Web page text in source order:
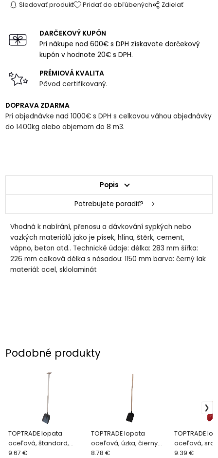
Sledovať produkt Pridať do obľúbených Zdielať
DARČEKOVÝ KUPÓN
Pri nákupe nad 600€ s DPH získavate darčekový
kupón v hodnote 20€ s DPH.
PRÉMIOVÁ KVALITA
Pôvod certifikovaný.
DOPRAVA ZDARMA
Pri objednávke nad 1000€ s DPH s celkovou váhou objednávky
do 1400kg alebo objemom do 8 m3.
Popis
Potrebujete poradiť?
Vhodná k nabírání, přenosu a dávkování sypkých nebo
vazkých materiálů jako je písek, hlína, štěrk, cement,
vápno, beton atd.. Technické údaje: délka: 283 mm šířka:
226 mm celková délka s násadou: 1150 mm barva: černý lak
materiál: ocel, sklolaminát
Podobné produkty
TOPTRADE lopata
oceľová, štandard,
kladivkový lak, s
9.67 €
TOPTRADE lopata
oceľová, úzka, čierny
lak, s prehnutou
8.78 €
TOPTRADE
oceľová,
frankfurtská,
9.39 €